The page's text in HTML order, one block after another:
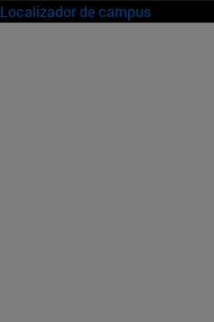
Localizador de campus